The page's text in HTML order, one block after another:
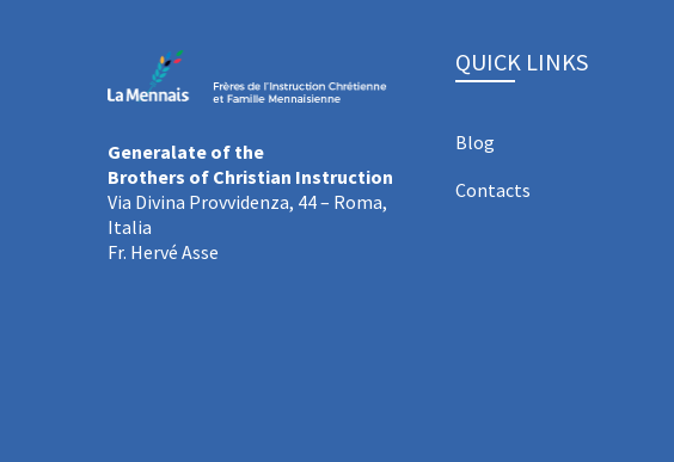
Generalate of the
Brothers of Christian Instruction
Via Divina Provvidenza, 44 – Roma,
Italia
Fr. Hervé Asse
QUICK LINKS
Blog
Contacts